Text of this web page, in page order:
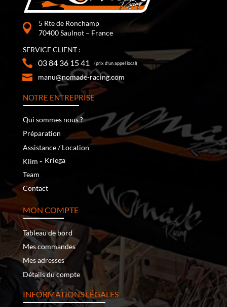
5 Rte de Ronchamp
70400 Saulnot – France
SERVICE CLIENT :
03 84 36 15 41 (prix d’un appel local)
manu@nomade-racing.com
NOTRE ENTREPRISE
Qui sommes nous ?
Préparation
Assistance / Location
Klim ‐ Kriega
Team
Contact
MON COMPTE
Tableau de bord
Mes commandes
Mes adresses
Détails du compte
INFORMATIONS LÉGALES